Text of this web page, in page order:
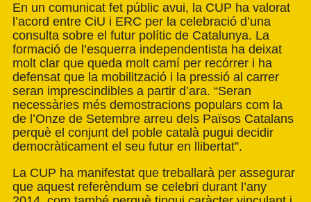
En un comunicat fet públic avui, la CUP ha valorat
l’acord entre CiU i ERC per la celebració d’una
consulta sobre el futur polític de Catalunya. La
formació de l’esquerra independentista ha deixat
molt clar que queda molt camí per recórrer i ha
defensat que la mobilització i la pressió al carrer
seran imprescindibles a partir d’ara. “Seran
necessàries més demostracions populars com la
de l’Onze de Setembre arreu dels Països Catalans
perquè el conjunt del poble català pugui decidir
democràticament el seu futur en llibertat”.
La CUP ha manifestat que treballarà per assegurar
que aquest referèndum se celebri durant l’any